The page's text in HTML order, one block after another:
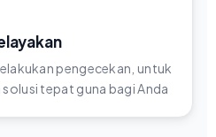
pengecekan, untuk
tepat guna bagi Anda